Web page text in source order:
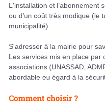
L'installation et l'abonnement
ou d'un coût très modique (le
municipalité).
S'adresser à la mairie pour
Les services mis en place par
associations (UNASSAD,
abordable eu égard à la
Comment choisir ?